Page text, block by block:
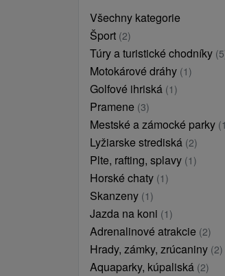
Všechny kategorie
Šport (2)
Túry a turistické chodníky
Motokárové dráhy (1)
Golfové ihriská (1)
Pramene (3)
Mestské a zámocké parky
Lyžiarske strediská (2)
Plte, rafting, splavy (1)
Horské chaty (1)
Skanzeny (1)
Jazda na koni (1)
Adrenalinové atrakcie (2)
Hrady, zámky, zrúcaniny (2)
Aquaparky, kúpaliská (2)